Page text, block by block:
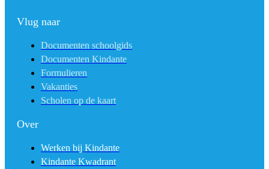
Vlug naar
Documenten schoolgids
Documenten Kindante
Formulieren
Vakanties
Scholen op de kaart
Over
Werken bij Kindante
Kindante Kwadrant